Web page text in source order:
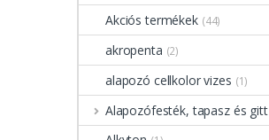
Akciós termékek (44)
akropenta (2)
alapozó cellkolor vizes (1)
Alapozófesték, tapasz és gitt